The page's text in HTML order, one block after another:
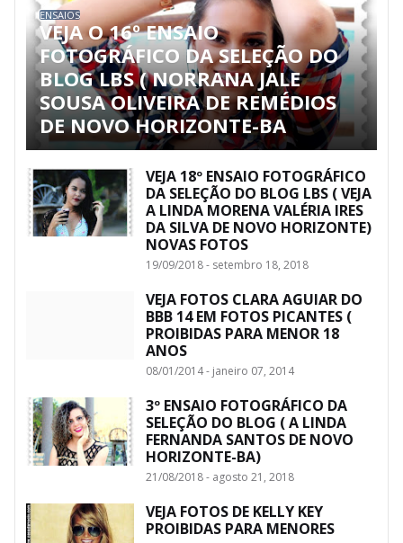
ENSAIOS
VEJA O 16º ENSAIO
FOTOGRÁFICO DA SELEÇÃO DO
BLOG LBS ( NORRANA JALE
SOUSA OLIVEIRA DE REMÉDIOS
DE NOVO HORIZONTE-BA
VEJA 18º ENSAIO FOTOGRÁFICO
DA SELEÇÃO DO BLOG LBS ( VEJA
A LINDA MORENA VALÉRIA IRES
DA SILVA DE NOVO HORIZONTE)
NOVAS FOTOS
19/09/2018 - setembro 18, 2018
VEJA FOTOS CLARA AGUIAR DO
BBB 14 EM FOTOS PICANTES (
PROIBIDAS PARA MENOR 18
ANOS
08/01/2014 - janeiro 07, 2014
3º ENSAIO FOTOGRÁFICO DA
SELEÇÃO DO BLOG ( A LINDA
FERNANDA SANTOS DE NOVO
HORIZONTE-BA)
21/08/2018 - agosto 21, 2018
VEJA FOTOS DE KELLY KEY
PROIBIDAS PARA MENORES